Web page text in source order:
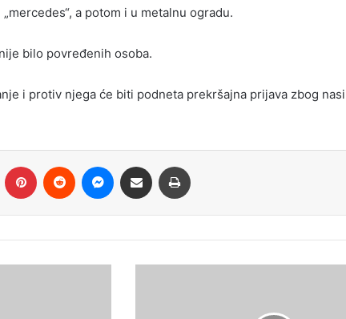
a potom i u metalnu ogradu.
bilo povređenih osoba.
i protiv njega će biti podneta prekršajna prijava zbog
LinkedIn Pinterest Reddit Messenger
Share via Email